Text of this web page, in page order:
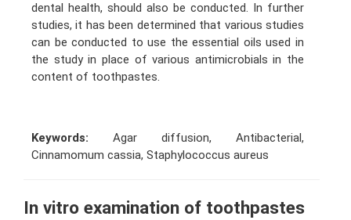
dental health, should also be conducted. In further
studies, it has been determined that various studies
can be conducted to use the essential oils used in
the study in place of various antimicrobials in the
content of toothpastes.
Keywords: Agar diffusion, Antibacterial,
Cinnamomum cassia, Staphylococcus aureus
In vitro examination of toothpastes